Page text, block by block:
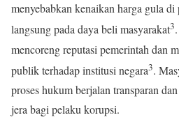
menyebabkan kenaikan harga gula di
langsung pada daya beli masyarakat3
mencoreng reputasi pemerintah dan
publik terhadap institusi negara3.
proses hukum berjalan transparan
jera bagi pelaku korupsi.